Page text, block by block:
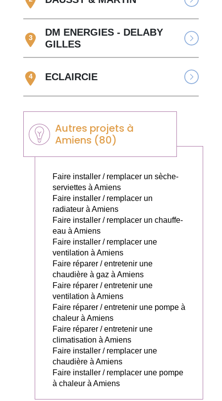
3
DM ENERGIES - DELABY
GILLES
4 ECLAIRCIE
Autres projets à
Amiens (80)
Faire installer / remplacer un sèche-
serviettes à Amiens
Faire installer / remplacer un
radiateur à Amiens
Faire installer / remplacer un chauffe-
eau à Amiens
Faire installer / remplacer une
ventilation à Amiens
Faire réparer / entretenir une
chaudière à gaz à Amiens
Faire réparer / entretenir une
ventilation à Amiens
Faire réparer / entretenir une pompe à
chaleur à Amiens
Faire réparer / entretenir une
climatisation à Amiens
Faire installer / remplacer une
chaudière à Amiens
Faire installer / remplacer une pompe
à chaleur à Amiens